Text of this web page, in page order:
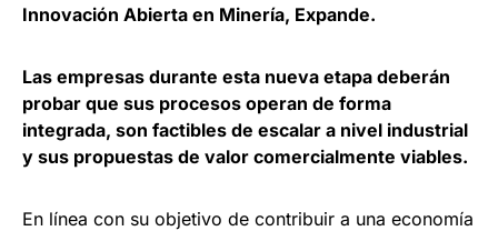
Innovación Abierta en Minería, Expande.
Las empresas durante esta nueva etapa deberán
probar que sus procesos operan de forma
integrada, son factibles de escalar a nivel industrial
y sus propuestas de valor comercialmente viables.
En línea con su objetivo de contribuir a una economía